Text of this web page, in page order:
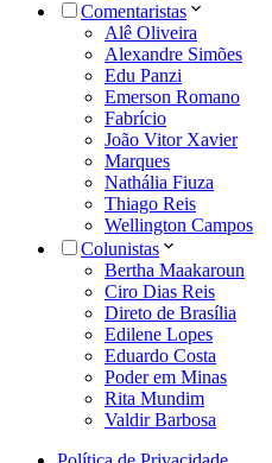
Comentaristas
Alê Oliveira
Alexandre Simões
Edu Panzi
Emerson Romano
Fabrício
João Vitor Xavier
Marques
Nathália Fiuza
Thiago Reis
Wellington Campos
Colunistas
Bertha Maakaroun
Ciro Dias Reis
Direto de Brasília
Edilene Lopes
Eduardo Costa
Poder em Minas
Rita Mundim
Valdir Barbosa